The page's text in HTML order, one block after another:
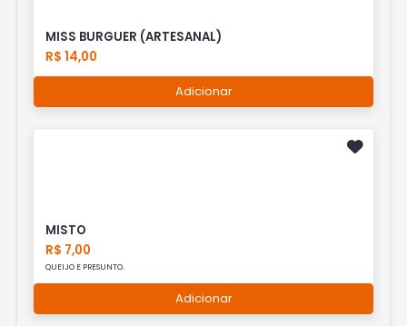
MISS BURGUER (ARTESANAL)
R$ 14,00
Adicionar
MISTO
R$ 7,00
QUEIJO E PRESUNTO.
Adicionar